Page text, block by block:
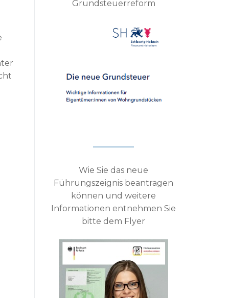
Grundsteuerreform
Wie Sie das neue
Führungszeignis beantragen
können und weitere
Informationen entnehmen Sie
bitte dem Flyer